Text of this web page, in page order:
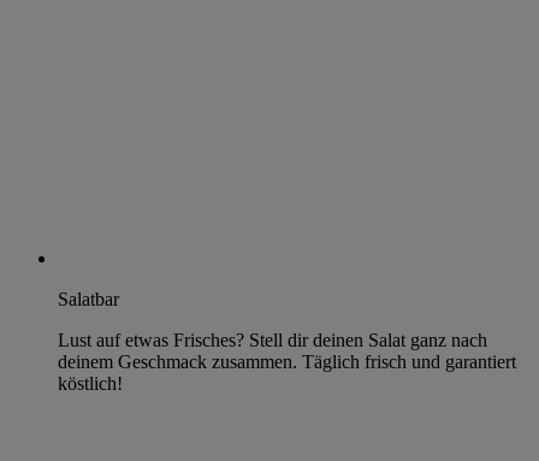
Salatbar
Lust auf etwas Frisches? Stell dir deinen Salat ganz nach
deinem Geschmack zusammen. Täglich frisch und garantiert
köstlich!